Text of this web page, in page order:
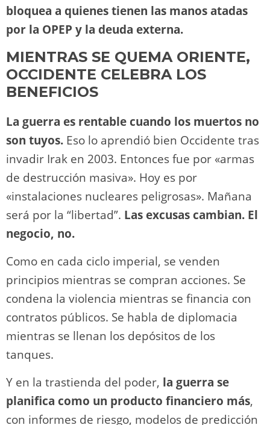
bloquea a quienes tienen las manos atadas
por la OPEP y la deuda externa.
MIENTRAS SE QUEMA ORIENTE,
OCCIDENTE CELEBRA LOS
BENEFICIOS
La guerra es rentable cuando los muertos no
son tuyos. Eso lo aprendió bien Occidente tras
invadir Irak en 2003. Entonces fue por «armas
de destrucción masiva». Hoy es por
«instalaciones nucleares peligrosas». Mañana
será por la “libertad”. Las excusas cambian. El
negocio, no.
Como en cada ciclo imperial, se venden
principios mientras se compran acciones. Se
condena la violencia mientras se financia con
contratos públicos. Se habla de diplomacia
mientras se llenan los depósitos de los
tanques.
Y en la trastienda del poder, la guerra se
planifica como un producto financiero más,
con informes de riesgo, modelos de predicción